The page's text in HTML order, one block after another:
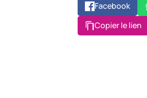
Facebook
Copier le lien